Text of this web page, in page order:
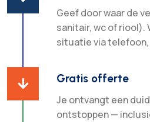
Geef door waar de
sanitair, wc of riool).
situatie via
 Gratis offerte
Je ontvangt een
ontstoppen —